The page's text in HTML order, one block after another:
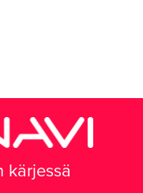
kärjessä